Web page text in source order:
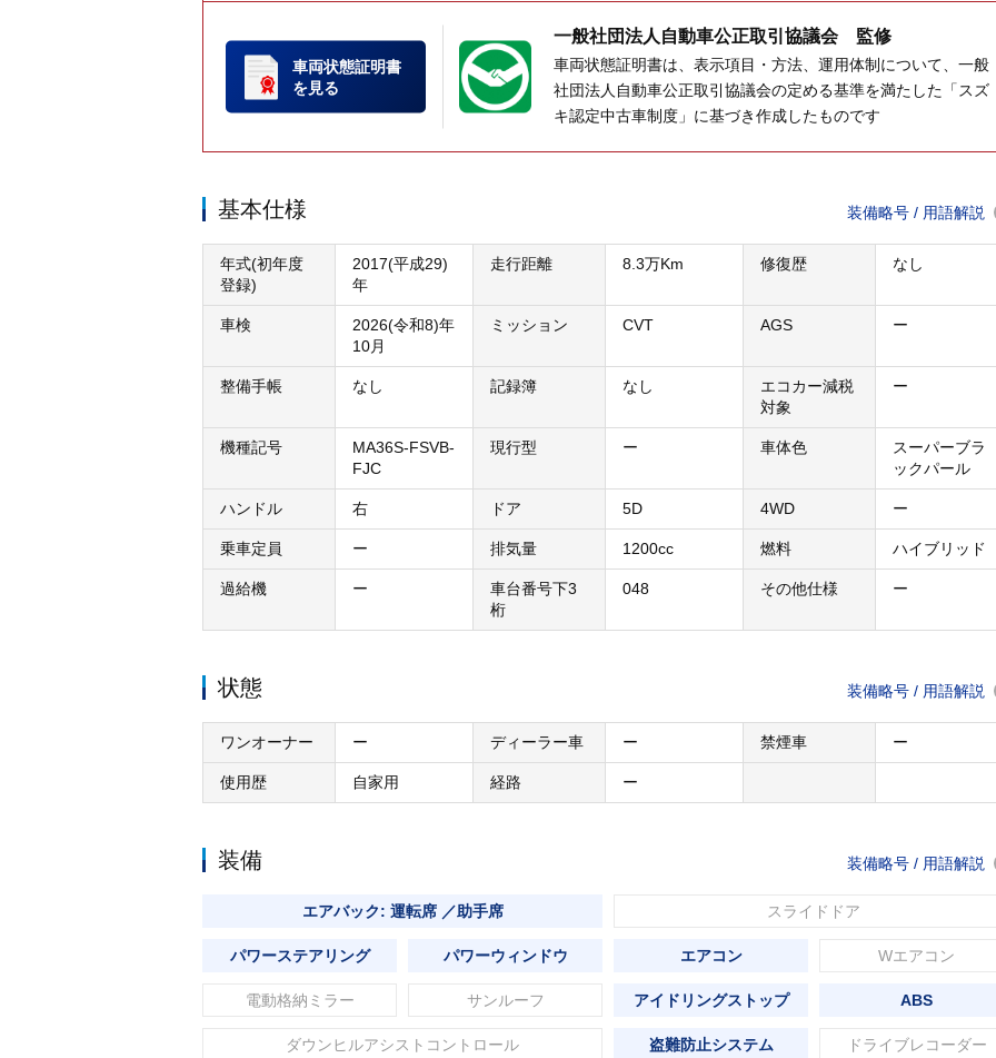
車両状態証明書
を見る
一般社団法人 自動車公正取引協議会 監修
車両状態証明書は、表示項目・方法、運用体制について、一般
社団法人自動車公正取引協議会の定める基準を満たした「スズ
キ認定中古車制度」に基づき作成したものです
基本仕様 装備略号 / 用語解説
年式(初年度
登録)
2017(平成29)
年
走行距離 8.3万Km 修復歴 なし
車検
2026(令和8)年
10月
ミッション CVT AGS ー
整備手帳 なし 記録簿 なし
エコカー減税
対象
ー
機種記号
MA36S-FSVB-
FJC
現行型 ー 車体色
スーパーブラ
ックパール
ハンドル 右 ドア 5D 4WD ー
乗車定員 ー 排気量 1200cc 燃料 ハイブリッド
過給機 ー
車台番号下3
桁
048 その他仕様 ー
状態 装備略号 / 用語解説
ワンオーナー ー ディーラー車 ー 禁煙車 ー
使用歴 自家用 経路 ー
装備 装備略号 / 用語解説
エアバック: 運転席 ／助手席 スライドドア
パワーステアリング パワーウィンドウ エアコン Wエアコン
電動格納ミラー サンルーフ アイドリングストップ ABS
ダウンヒルアシストコントロール 盗難防止システム ドライブレコーダー